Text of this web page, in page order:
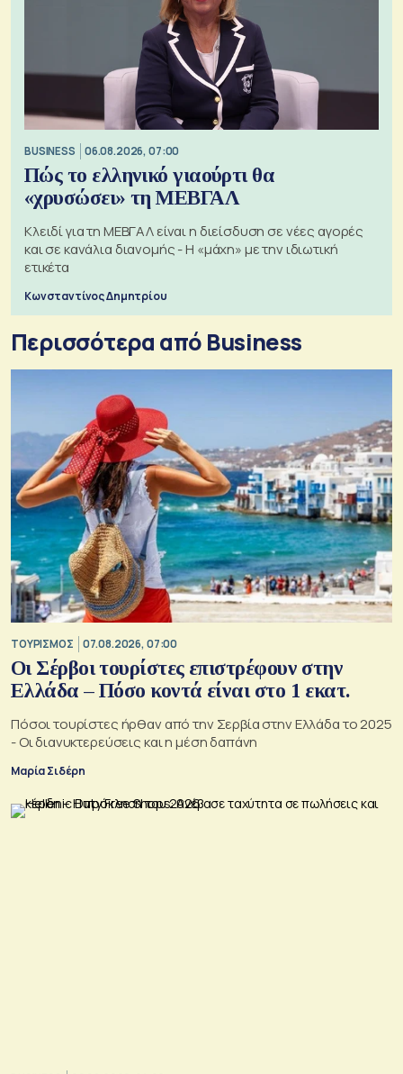
BUSINESS 06.08.2026, 07:00
Πώς το ελληνικό γιαούρτι θα
«χρυσώσει» τη ΜΕΒΓΑΛ
Κλειδί για τη ΜΕΒΓΑΛ είναι η διείσδυση σε νέες αγορές
και σε κανάλια διανομής - Η «μάχη» με την ιδιωτική
ετικέτα
Κωνσταντίνος Δημητρίου
Περισσότερα από Business
ΤΟΥΡΙΣΜΟΣ 07.08.2026, 07:00
Οι Σέρβοι τουρίστες επιστρέφουν στην
Ελλάδα – Πόσο κοντά είναι στο 1 εκατ.
Πόσοι τουρίστες ήρθαν από την Σερβία στην Ελλάδα το 2025
- Οι διανυκτερεύσεις και η μέση δαπάνη
Μαρία Σιδέρη